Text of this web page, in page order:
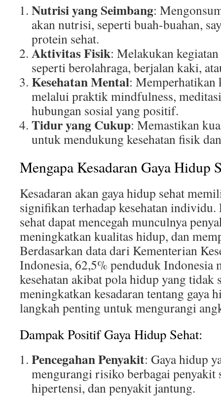
Nutrisi yang Seimbang:
akan nutrisi, seperti buah-buahan,
protein sehat.
Aktivitas Fisik: Melakukan
seperti berolahraga, berjalan kaki,
Kesehatan Mental: Memperhatikan
melalui praktik mindfulness,
hubungan sosial yang positif.
Tidur yang Cukup: Memastikan
untuk mendukung kesehatan fisik
Mengapa Kesadaran Gaya Hidup
Kesadaran akan gaya hidup sehat
signifikan terhadap kesehatan individu.
sehat dapat mencegah munculnya
meningkatkan kualitas hidup, dan
Berdasarkan data dari Kementerian
Indonesia, 62,5% penduduk Indonesia
kesehatan akibat pola hidup yang tidak
meningkatkan kesadaran tentang gaya
langkah penting untuk mengurangi
Dampak Positif Gaya Hidup Sehat:
Pencegahan Penyakit: Gaya hidup
mengurangi risiko berbagai penyakit
hipertensi, dan penyakit jantung.